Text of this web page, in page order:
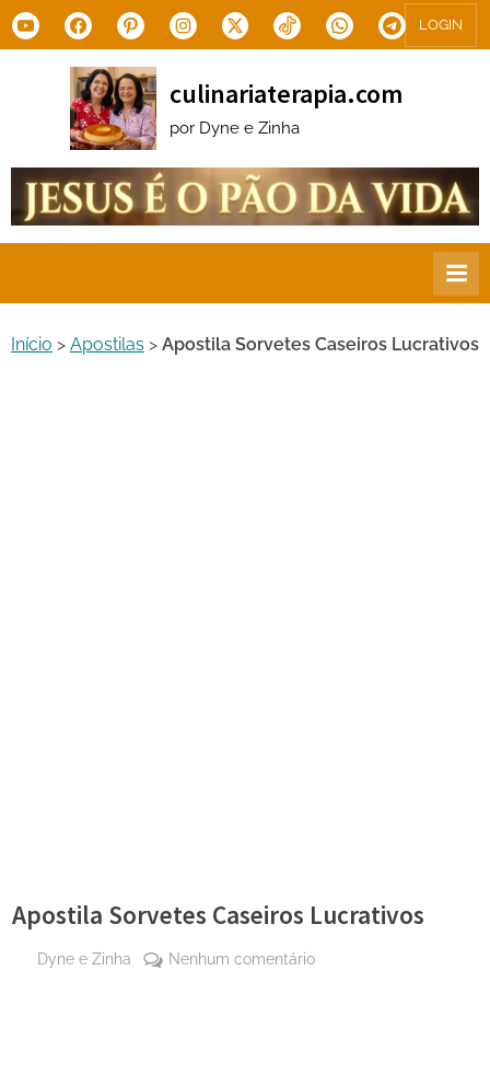
Skip
to
YoutubeFacebookPinterestInstagram
X.com Tiktok WhatsAppTelegram
LOGIN
culinariaterapia.com
por Dyne e Zinha
Início > Apostilas > Apostila Sorvetes Caseiros Lucrativos
Apostila Sorvetes Caseiros Lucrativos
By
Dyne e Zinha Nenhum comentárioem